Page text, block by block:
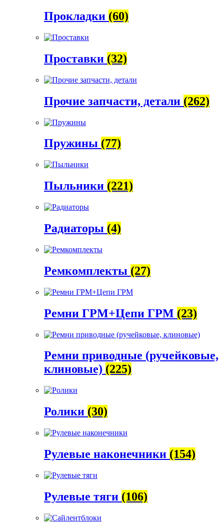
Прокладки (60)
Проставки (32)
Прочие запчасти, детали (262)
Пружины (77)
Пыльники (221)
Радиаторы (4)
Ремкомплекты (27)
Ремни ГРМ+Цепи ГРМ (23)
Ремни приводные (ручейковые,
клиновые) (225)
Ролики (30)
Рулевые наконечники (154)
Рулевые тяги (106)